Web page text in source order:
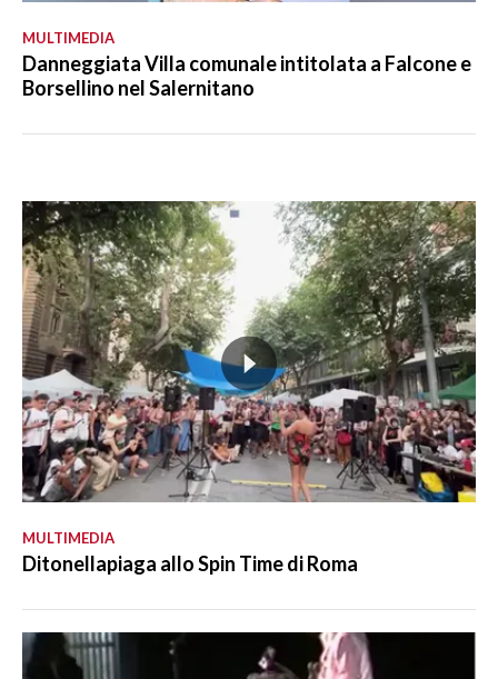
MULTIMEDIA
Danneggiata Villa comunale intitolata a Falcone e
Borsellino nel Salernitano
MULTIMEDIA
Ditonellapiaga allo Spin Time di Roma